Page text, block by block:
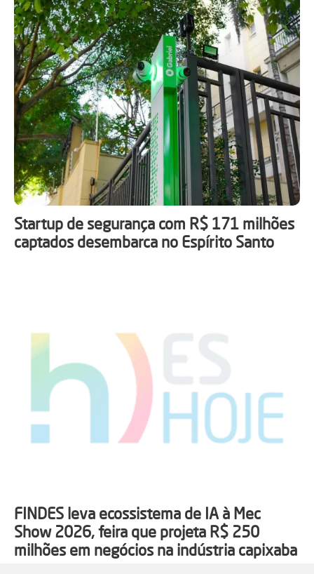
Startup de segurança com R$ 171 milhões
captados desembarca no Espírito Santo
FINDES leva ecossistema de IA à Mec
Show 2026, feira que projeta R$ 250
milhões em negócios na indústria capixaba